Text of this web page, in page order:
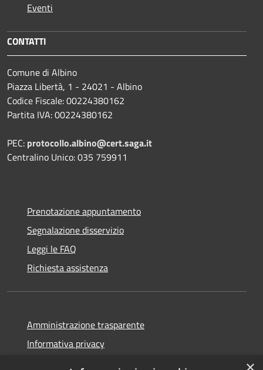
Eventi
CONTATTI
Comune di Albino
Piazza Libertà, 1 - 24021 - Albino
Codice Fiscale: 00224380162
Partita IVA: 00224380162
PEC: protocollo.albino@cert.saga.it
Centralino Unico: 035 759911
Prenotazione appuntamento
Segnalazione disservizio
Leggi le FAQ
Richiesta assistenza
Amministrazione trasparente
Informativa privacy